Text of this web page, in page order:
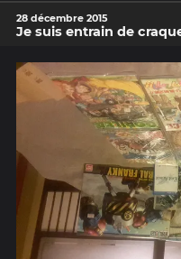
28 décembre 2015
Je suis entrain de